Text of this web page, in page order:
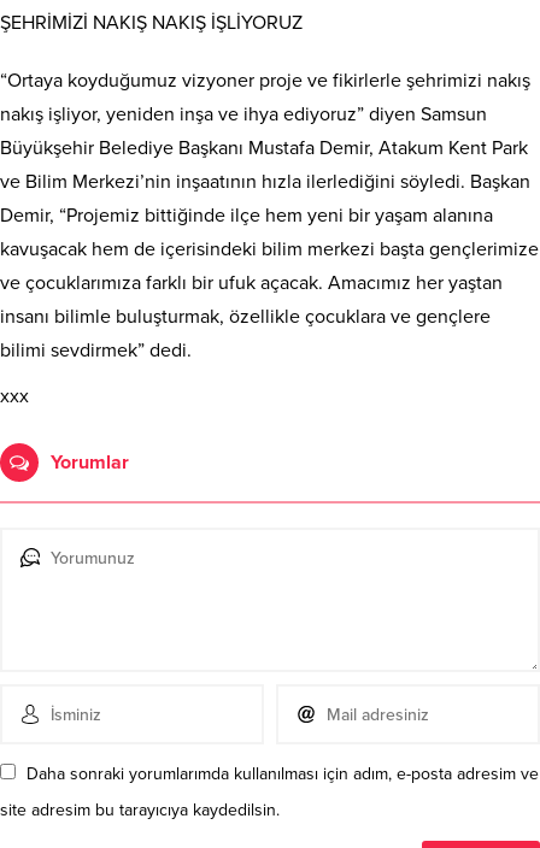
ŞEHRİMİZİ NAKIŞ NAKIŞ İŞLİYORUZ
“Ortaya koyduğumuz vizyoner proje ve fikirlerle şehrimizi nakış
nakış işliyor, yeniden inşa ve ihya ediyoruz” diyen Samsun
Büyükşehir Belediye Başkanı Mustafa Demir, Atakum Kent Park
ve Bilim Merkezi’nin inşaatının hızla ilerlediğini söyledi. Başkan
Demir, “Projemiz bittiğinde ilçe hem yeni bir yaşam alanına
kavuşacak hem de içerisindeki bilim merkezi başta gençlerimize
ve çocuklarımıza farklı bir ufuk açacak. Amacımız her yaştan
insanı bilimle buluşturmak, özellikle çocuklara ve gençlere
bilimi sevdirmek” dedi.
xxx
Yorumlar
Daha sonraki yorumlarımda kullanılması için adım, e-posta adresim ve
site adresim bu tarayıcıya kaydedilsin.